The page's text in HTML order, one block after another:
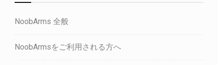
NoobArms 全般
NoobArmsをご利用される方へ